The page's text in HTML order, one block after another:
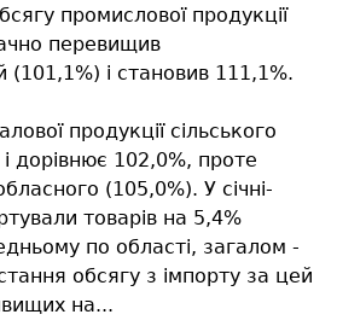
промислової продукції
перевищив
(101,1%) і становив 111,1%.
продукції сільського
дорівнює 102,0%, проте
(105,0%). У січні-
товарів на 5,4%
по області, загалом -
обсягу з імпорту за цей
на...